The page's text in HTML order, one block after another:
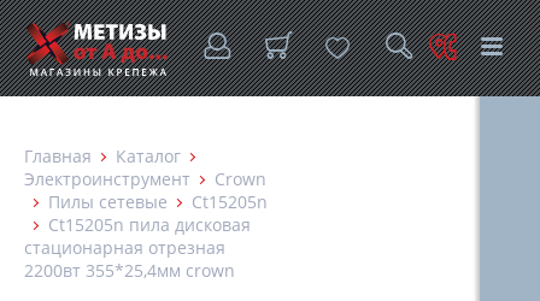
Главная
Каталог
Электроинструмент
Crown
Пилы сетевые
Ct15205n
Ct15205n пила дисковая
стационарная отрезная
2200вт 355*25,4мм crown